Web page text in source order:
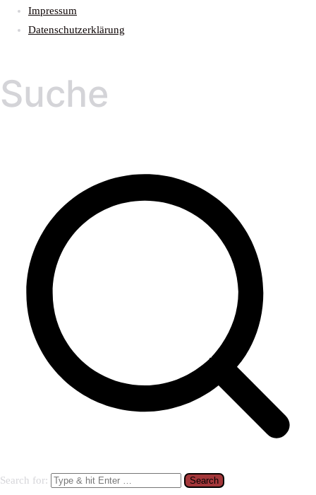
Impressum
Datenschutzerklärung
Suche
Search for: